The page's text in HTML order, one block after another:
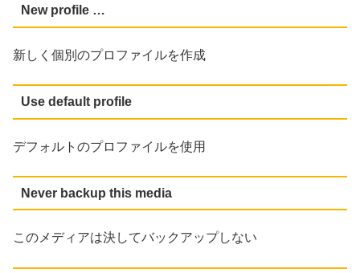
New profile …
新しく個別のプロファイルを作成
Use default profile
デフォルトのプロファイルを使用
Never backup this media
このメディアは決してバックアップしない